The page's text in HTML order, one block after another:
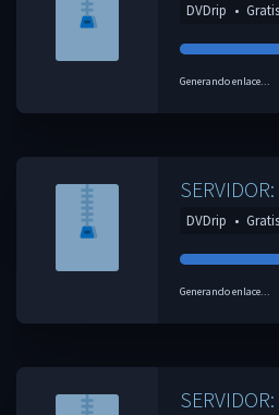
DVDrip • Gratis
Generando enlace...
SERVIDOR:
DVDrip • Gratis
Generando enlace...
SERVIDOR: